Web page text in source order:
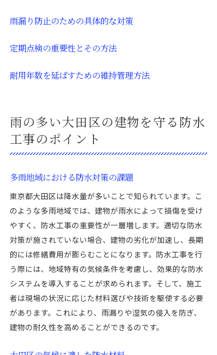
雨漏り防止のための具体的な対策
定期点検の重要性とその方法
耐用年数を延ばすための維持管理方法
雨の多い大田区の建物を守る防水
工事のポイント
多雨地域における防水対策の課題
東京都大田区は降水量が多いことで知られています。こ
のような多雨地域では、建物が雨水によって損傷を受け
やすく、防水工事の重要性が一層増します。適切な防水
対策が施されていない場合、建物の劣化が加速し、長期
的には修繕費用が膨らむことになります。防水工事を行
う際には、地域特有の気候条件を考慮し、効果的な防水
システムを導入することが求められます。そして、施工
者は現場の状況に応じた材料選びや技術を駆使する必要
があります。これにより、雨漏りや湿気の侵入を防ぎ、
建物の耐久性を高めることができるのです。